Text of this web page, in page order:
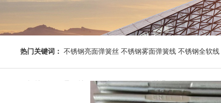
热门关键词： 不锈钢亮面弹簧丝 不锈钢雾面弹簧线 不锈钢全软
钢焊丝 不锈钢异形丝 不锈钢板 不锈钢管 钢丝绳